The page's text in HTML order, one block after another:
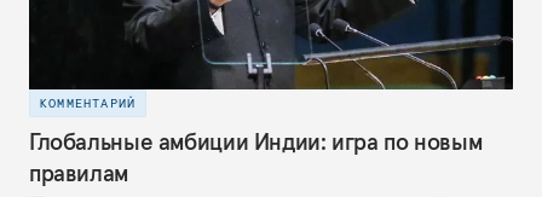
КОММЕНТАРИЙ
Глобальные амбиции Индии: игра по новым
правилам